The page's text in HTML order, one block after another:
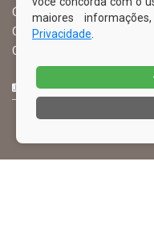
Órgão de Controle Interno
Organograma
Comissão Permanente de
CURTA NOSSA
maiores
Privacidade